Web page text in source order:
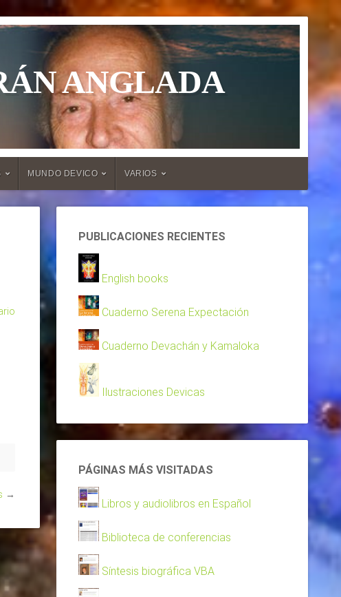
ANGLADA
MUNDO DEVICO VARIOS
→
PUBLICACIONES RECIENTES
English books
Cuaderno Serena Expectación
Cuaderno Devachán y Kamaloka
Ilustraciones Devicas
PÁGINAS MÁS VISITADAS
Libros y audiolibros en Español
Biblioteca de conferencias
Síntesis biográfica VBA